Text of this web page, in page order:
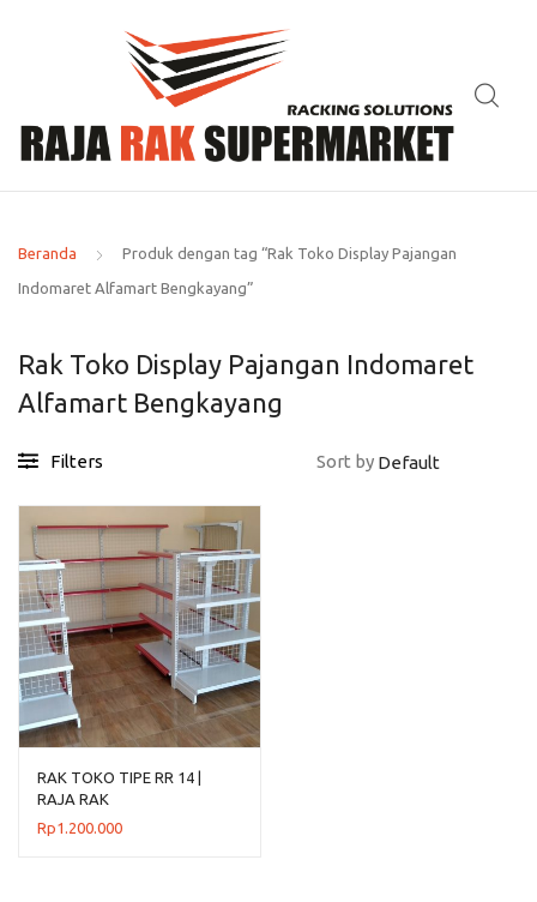
Beranda Produk dengan tag “Rak Toko Display Pajangan
Indomaret Alfamart Bengkayang”
Rak Toko Display Pajangan Indomaret
Alfamart Bengkayang
Filters Sort by
RAK TOKO TIPE RR 14 |
RAJA RAK
Rp1.200.000